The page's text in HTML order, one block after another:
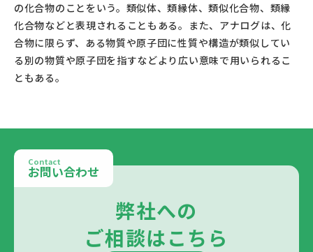
の化合物のことをいう。類似体、類縁体、類似化合物、類縁
化合物などと表現されることもある。また、アナログは、化
合物に限らず、ある物質や原子団に性質や構造が類似してい
る別の物質や原子団を指すなどより広い意味で用いられるこ
Contact
お問い合わせ
弊社への
ご相談はこちら